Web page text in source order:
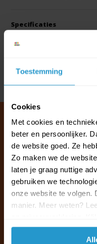
Toestemming
Cookies
Met cookies en
beter en persoonlijker.
de website goed. Ze
Zo maken we de
laten je graag nuttige
gebruiken we
onze website te volgen.
manier. Meer weten?
accepteren.
Specificaties
Wij
Ma t/m
+31 (0)13 785 62 41